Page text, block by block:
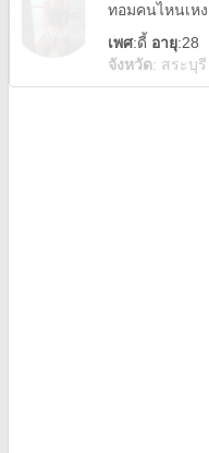
ทอมคนไหนเหง
เพศ:ดี้ อายุ:28
จังหวัด: สระบุรี